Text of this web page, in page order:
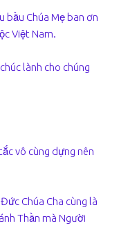
bầu Chúa Mẹ ban ơn
Việt Nam.
lành cho chúng
vô cùng dựng nên
Chúa Cha cùng là
Thần mà Người